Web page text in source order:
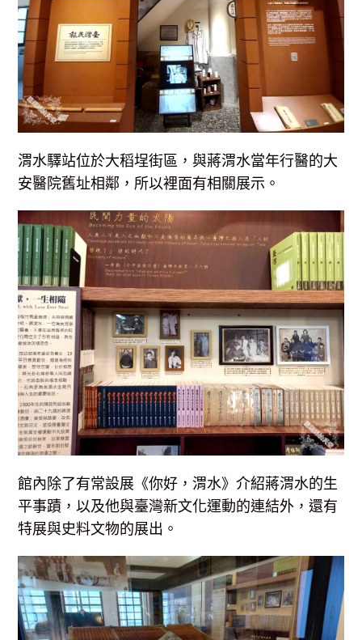
渭水驛站位於大稻埕街區，與蔣渭水當年行醫的大
安醫院舊址相鄰，所以裡面有相關展示。
館內除了有常設展《你好，渭水》介紹蔣渭水的生
平事蹟，以及他與臺灣新文化運動的連結外，還有
特展與史料文物的展出。